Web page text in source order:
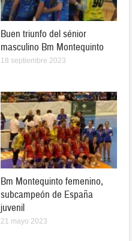
Buen triunfo del sénior
masculino Bm Montequinto
18 septiembre 2023
Bm Montequinto femenino,
subcampeón de España
juvenil
21 mayo 2023